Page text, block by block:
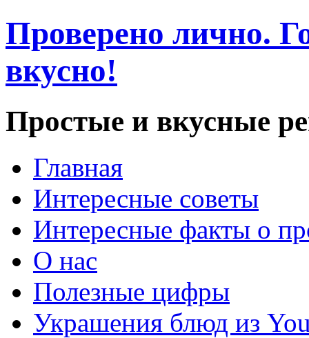
Проверено лично.
вкусно!
Простые и вкусные
Главная
Интересные советы
Интересные факты о
О нас
Полезные цифры
Украшения блюд из